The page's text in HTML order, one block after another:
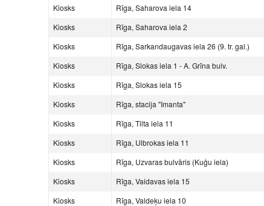
Kiosks
Rīga, Saharova iela 14
Kiosks
Rīga, Saharova iela 2
Kiosks
Rīga, Sarkandaugavas iela 26 (9. tr. gal.)
Kiosks
Rīga, Slokas iela 1 - A. Grīna bulv.
Kiosks
Rīga, Slokas iela 15
Kiosks
Rīga, stacija "Imanta"
Kiosks
Rīga, Tilta iela 11
Kiosks
Rīga, Ulbrokas iela 11
Kiosks
Rīga, Uzvaras bulvāris (Kuģu iela)
Kiosks
Rīga, Vaidavas iela 15
Kiosks
Rīga, Valdeķu iela 10